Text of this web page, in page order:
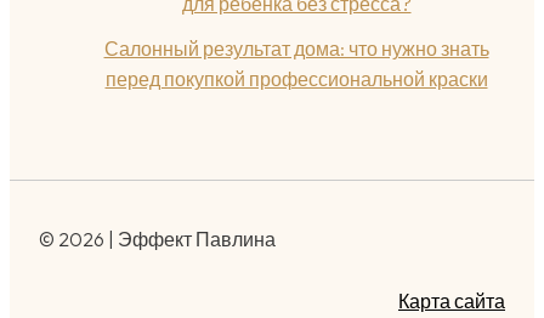
Салонный результат дома: что нужно знать
перед покупкой профессиональной краски
© 2026 | Эффект Павлина
Карта сайта